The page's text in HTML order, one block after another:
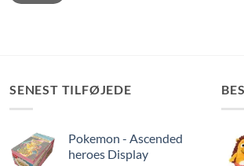
SENEST TILFØJEDE
Pokemon - Ascended
heroes Display